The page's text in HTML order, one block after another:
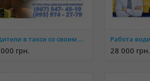
Водители в такси со своим авто! Простая регистрация Техподдержка 24/7
грн. 28 000 грн.